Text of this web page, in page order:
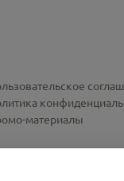
материалы